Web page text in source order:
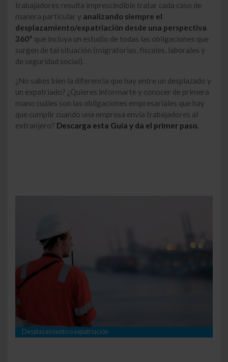
trabajadores resulta imprescindible tratar cada caso de
manera particular y analizando siempre el
desplazamiento/expatriación desde una perspectiva
360º que incluya un estudio de todas las obligaciones que
surgen de tal situación (migratorias, fiscales, laborales y
de seguridad social).
¿No sabes bien la diferencia que hay entre un desplazado y
un expatriado? ¿Quieres informarte y conocer de primera
mano cuáles son las obligaciones empresariales que hay
que cumplir cuando una empresa envía trabajadores al
extranjero? Descarga esta Guía y da el primer paso.
Desplazamiento o expatriación